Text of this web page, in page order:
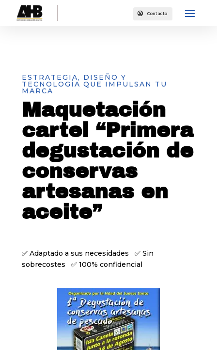
 Contacto
ESTRATEGIA, DISEÑO Y
TECNOLOGÍA QUE IMPULSAN TU
MARCA
Maquetación
cartel “Primera
degustación de
conservas
artesanas en
aceite”
✅ Adaptado a sus necesidades ✅ Sin
sobrecostes ✅ 100% confidencial